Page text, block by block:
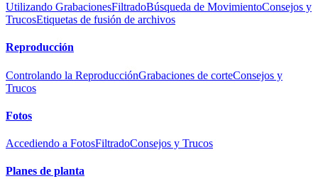
Utilizando GrabacionesFiltradoBúsqueda de MovimientoConsejos y
TrucosEtiquetas de fusión de archivos
Reproducción
Controlando la ReproducciónGrabaciones de corteConsejos y
Trucos
Fotos
Accediendo a FotosFiltradoConsejos y Trucos
Planes de planta